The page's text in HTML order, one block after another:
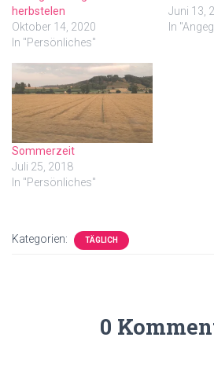
herbstelen
Oktober 14, 2020
In "Persönliches"
Juni 13,
In
Sommerzeit
Juli 25, 2018
In "Persönliches"
Kategorien: TÄGLICH
0